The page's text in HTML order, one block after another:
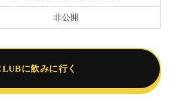
非公開
に飲みに行く